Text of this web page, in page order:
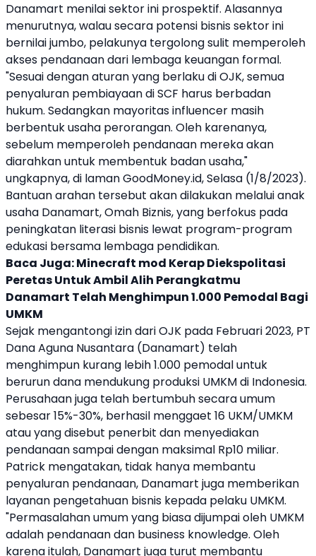
Danamart menilai sektor ini prospektif. Alasannya
menurutnya, walau secara potensi bisnis sektor ini
bernilai jumbo, pelakunya tergolong sulit memperoleh
akses pendanaan dari lembaga keuangan formal.
"Sesuai dengan aturan yang berlaku di OJK, semua
penyaluran pembiayaan di SCF harus berbadan
hukum. Sedangkan mayoritasinfluencer masih
berbentuk usaha perorangan. Oleh karenanya,
sebelum memperoleh pendanaan mereka akan
diarahkan untuk membentuk badan usaha,"
ungkapnya, di laman GoodMoney.id, Selasa (1/8/2023).
Bantuan arahan tersebut akan dilakukan melalui anak
usaha Danamart, Omah Biznis, yang berfokus pada
peningkatan literasi bisnis lewat program-program
edukasi bersama lembaga pendidikan.
Baca Juga:Minecraft mod Kerap Diekspolitasi
Peretas Untuk Ambil Alih Perangkatmu
Danamart Telah Menghimpun 1.000 Pemodal Bagi
UMKM
Sejak mengantongi izin dari OJK pada Februari 2023, PT
Dana Aguna Nusantara (Danamart) telah
menghimpun kurang lebih 1.000 pemodal untuk
berurun dana mendukung produksi UMKMdi Indonesia.
Perusahaan juga telah bertumbuh secara umum
sebesar 15%-30%, berhasil menggaet 16 UKM/UMKM
atau yang disebut penerbit dan menyediakan
pendanaan sampai dengan maksimal Rp10 miliar.
Patrick mengatakan, tidak hanya membantu
penyaluran pendanaan, Danamart juga memberikan
layanan pengetahuan bisnis kepada pelaku UMKM.
"Permasalahan umum yang biasa dijumpai oleh UMKM
adalah pendanaan dan business knowledge. Oleh
karena itulah, Danamart juga turut membantu